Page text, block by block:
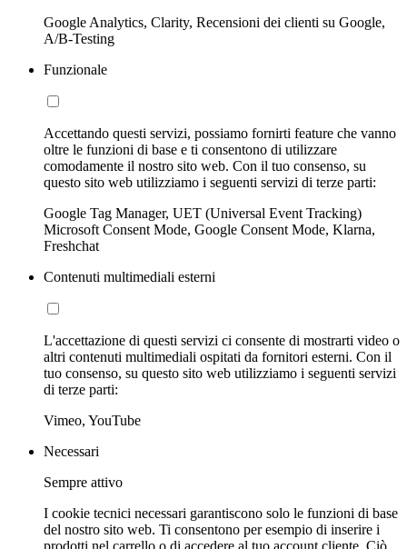
Google Analytics, Clarity, Recensioni dei clienti su Google,
A/B-Testing
Funzionale
Accettando questi servizi, possiamo fornirti feature che vanno
oltre le funzioni di base e ti consentono di utilizzare
comodamente il nostro sito web. Con il tuo consenso, su
questo sito web utilizziamo i seguenti servizi di terze parti:
Google Tag Manager, UET (Universal Event Tracking)
Microsoft Consent Mode, Google Consent Mode, Klarna,
Freshchat
Contenuti multimediali esterni
L'accettazione di questi servizi ci consente di mostrarti video o
altri contenuti multimediali ospitati da fornitori esterni. Con il
tuo consenso, su questo sito web utilizziamo i seguenti servizi
di terze parti:
Vimeo, YouTube
Necessari
Sempre attivo
I cookie tecnici necessari garantiscono solo le funzioni di base
del nostro sito web. Ti consentono per esempio di inserire i
prodotti nel carrello o di accedere al tuo account cliente. Ciò